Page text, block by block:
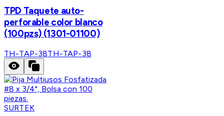
TPD Taquete auto-
perforable color blanco
(100pzs) (1301-01100)
TH-TAP-38TH-TAP-38
SURTEK